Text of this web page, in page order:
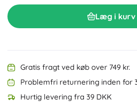
Læg i kurv
Gratis fragt ved køb over 749 kr.
Problemfri returnering inden for
Hurtig levering fra 39 DKK